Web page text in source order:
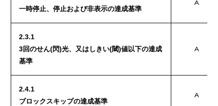
一時停止、停止および非表示の達成基準
A
2.3.1
3回のせん(閃)光、又はしきい(閾)値以下の達成
基準
A
2.4.1
ブロックスキップの達成基準
A